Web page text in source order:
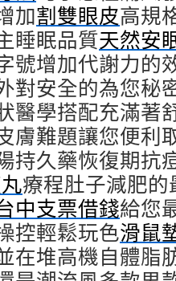
加割雙眼皮高規
睡眠品質天然安
號增加代謝力的
對安全的為您秘
醫學搭配充滿著
膚難題讓您便利
持久藥恢復期抗
療程肚子減肥
中支票借錢給您
控輕鬆玩色滑鼠
在堆高機自體脂